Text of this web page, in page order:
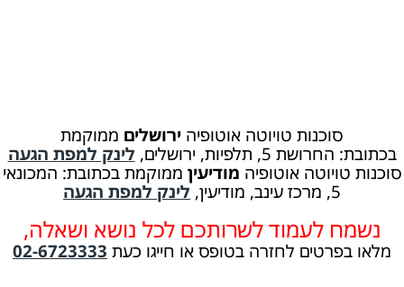
סוכנות טויוטה אוטופיה ירושלים ממוקמת
בכתובת: החרושת 5, תלפיות, ירושלים,
לינק למפת הגעה
סוכנות טויוטה אוטופיה מודיעין ממוקמת בכתובת: המכונאי
5, מרכז עינב, מודיעין,
לינק למפת הגעה
נשמח לעמוד לשרותכם לכל נושא ושאלה,
מלאו בפרטים לחזרה בטופס או חייגו כעת 02-6723333